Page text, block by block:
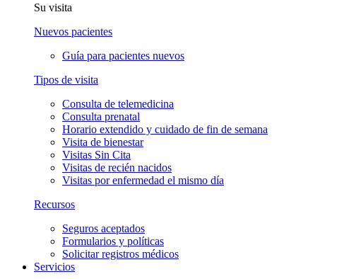
Su visita
Nuevos pacientes
Guía para pacientes nuevos
Tipos de visita
Consulta de telemedicina
Consulta prenatal
Horario extendido y cuidado de fin de semana
Visita de bienestar
Visitas Sin Cita
Visitas de recién nacidos
Visitas por enfermedad el mismo día
Recursos
Seguros aceptados
Formularios y políticas
Solicitar registros médicos
Servicios